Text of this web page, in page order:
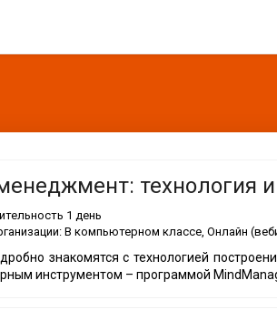
технология
1 день
В компьютерном классе, Онлайн
знакомятся с технологией
инструментом – программой